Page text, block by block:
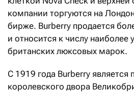
компании торгуются на
бирже. Burberry продается
и относится к числу наиболее
британских люксовых марок.
С 1919 года Burberry
королевского двора